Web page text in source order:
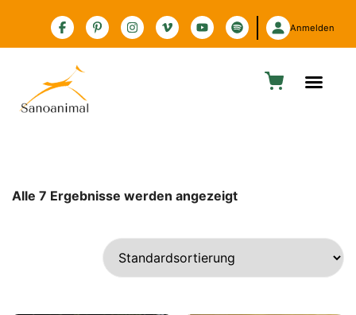
Zur Barrierefreiheitserklärung
Anmelden
Alle 7 Ergebnisse werden angezeigt